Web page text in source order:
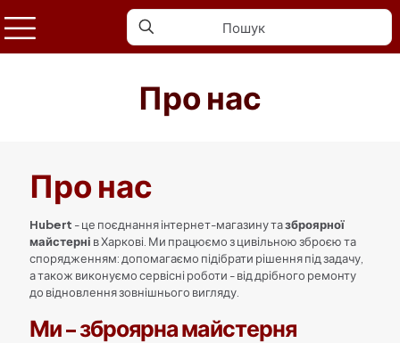
Про нас
Про нас
Hubert - це поєднання інтернет-магазину тазброярної
майстерні в Харкові. Ми працюємо з цивільною зброєю та
спорядженням: допомагаємо підібрати рішення під задачу,
а також виконуємо сервісні роботи - від дрібного ремонту
до відновлення зовнішнього вигляду.
Ми - зброярна майстерня